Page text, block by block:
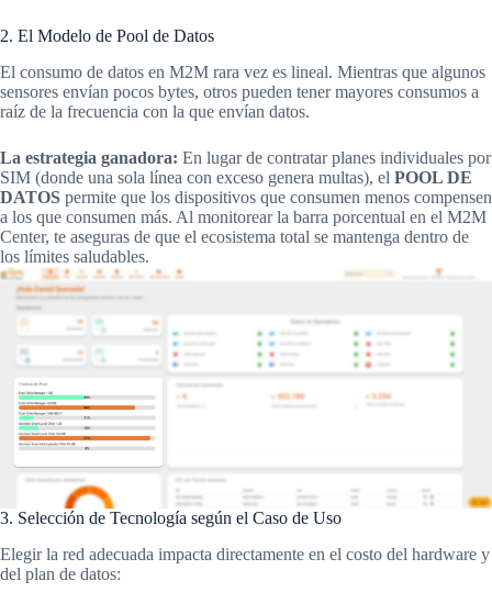
2. El Modelo de Pool de Datos
El consumo de datos en M2M rara vez es lineal. Mientras que algunos
sensores envían pocos bytes, otros pueden tener mayores consumos a
raíz de la frecuencia con la que envían datos.
La estrategia ganadora: En lugar de contratar planes individuales por
SIM (donde una sola línea con exceso genera multas), el POOL DE
DATOS permite que los dispositivos que consumen menos compensen
a los que consumen más. Al monitorear la barra porcentual en el M2M
Center, te aseguras de que el ecosistema total se mantenga dentro de
los límites saludables.
3. Selección de Tecnología según el Caso de Uso
Elegir la red adecuada impacta directamente en el costo del hardware y
del plan de datos: